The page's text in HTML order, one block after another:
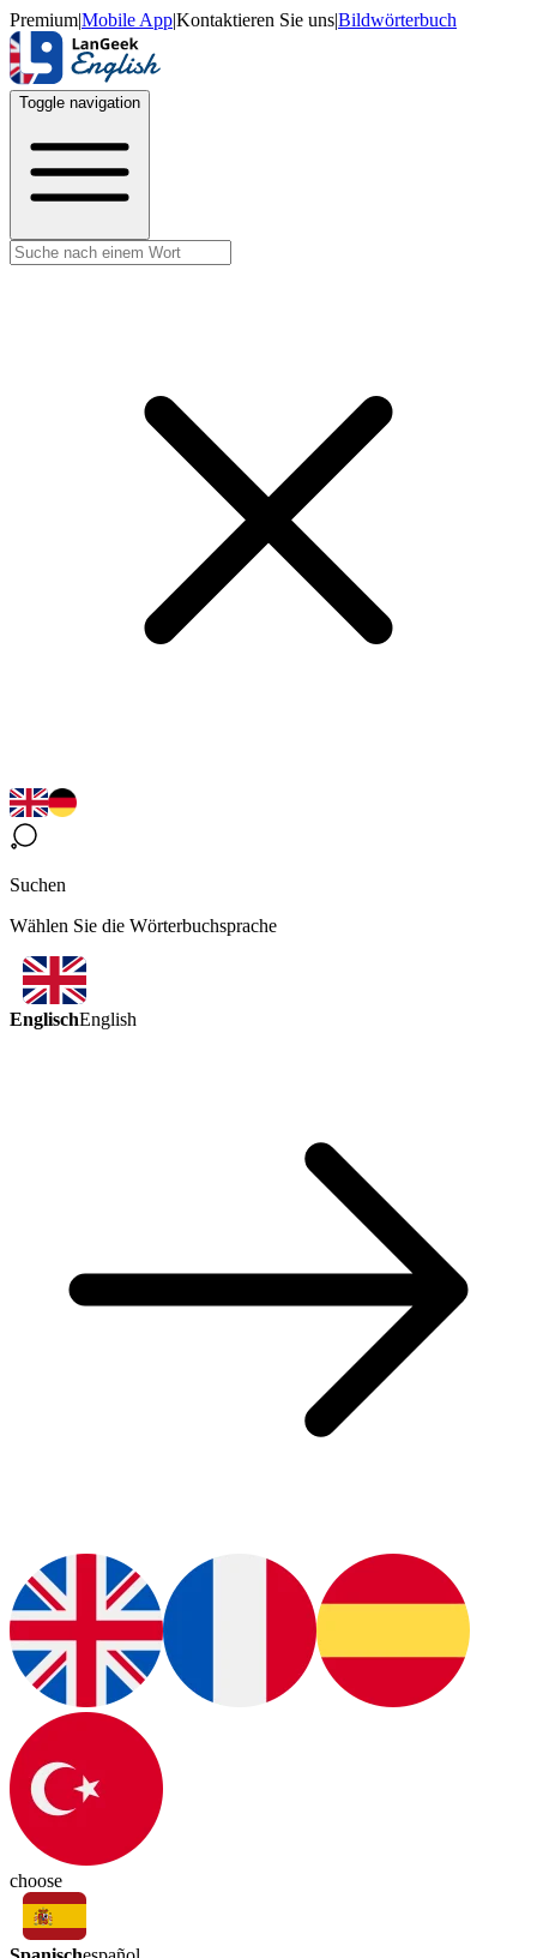
Premium|Mobile App|Kontaktieren Sie uns|Bildwörterbuch
Toggle navigation
Suchen
Wählen Sie die Wörterbuchsprache
EnglischEnglish
choose